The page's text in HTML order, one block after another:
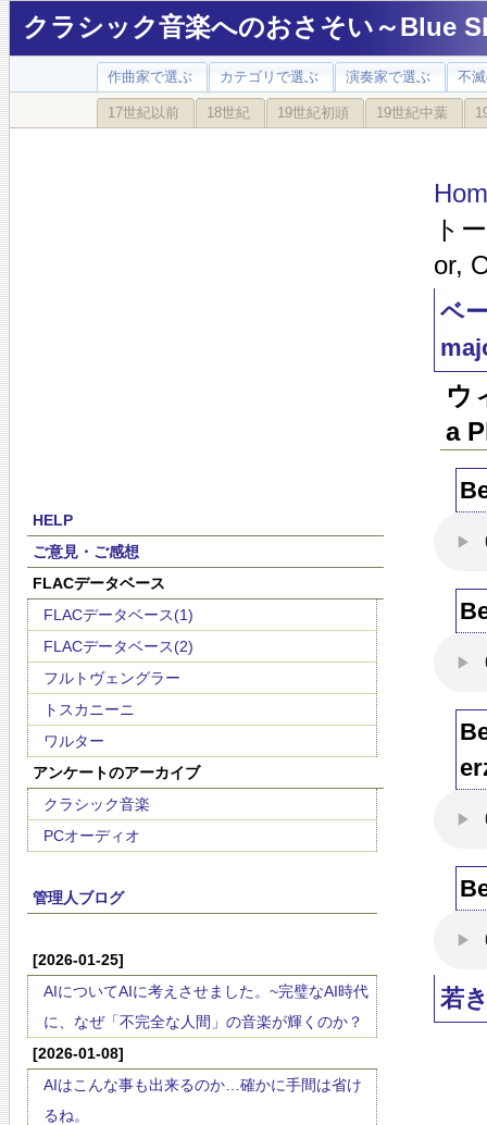
クラシック音楽へのおさそい～Blue
作曲家で選ぶ カテゴリで選ぶ 演奏家で選ぶ 不
17世紀以前 18世紀 19世紀初頭 19世紀中葉
HELP
ご意見・ご感想
FLACデータベース
FLACデータベース(1)
FLACデータベース(2)
フルトヴェングラー
トスカニーニ
ワルター
アンケートのアーカイブ
クラシック音楽
PCオーディオ
管理人ブログ
[2026-01-25]
AIについてAIに考えさせました。~完璧なAI時代
に、なぜ「不完全な人間」の音楽が輝くのか？
[2026-01-08]
AIはこんな事も出来るのか…確かに手間は省け
るね。
ト
or,
ベ
ウ
a
若